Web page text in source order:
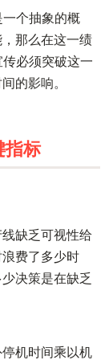
一个抽象的概
那么在这一绩
必须突破这一
的影响。
指标
缺乏可视性给
费了多少时
决策是在缺乏
机时间乘以机